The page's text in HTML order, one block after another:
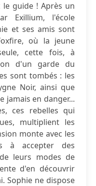
le guide ! Après un
Exillium, l'école
et ses amis sont
où la jeune
cette fois, à
d'un garde du
sont tombés : les
Noir, ainsi que
jamais en danger...
ces rebelles qui
multiplient les
monte avec les
à accepter des
leurs modes de
d'en découvrir
Sophie ne dispose